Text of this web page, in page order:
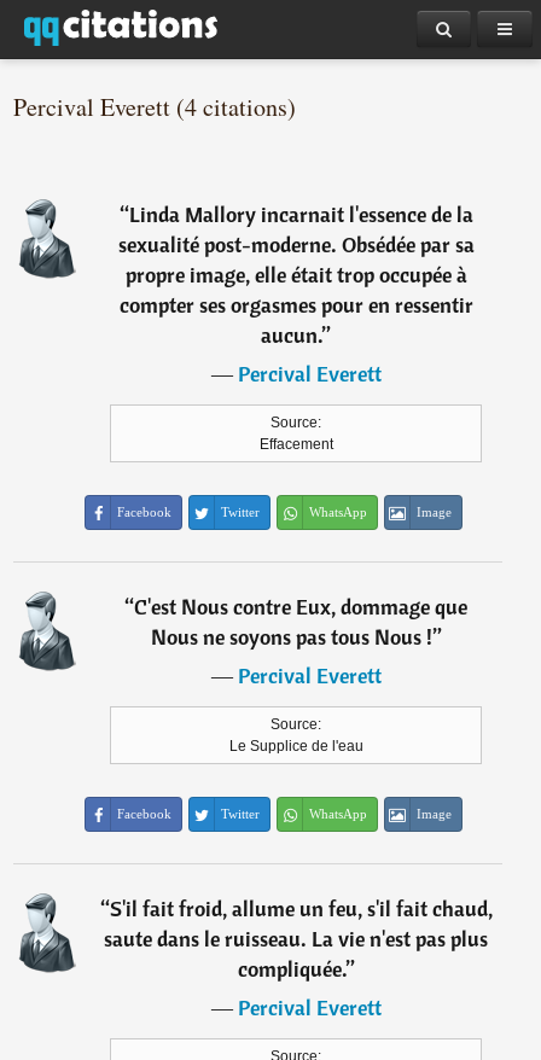
Percival Everett (4 citations)
“Linda Mallory incarnait l'essence de la
sexualité post-moderne. Obsédée par sa
propre image, elle était trop occupée à
compter ses orgasmes pour en ressentir
aucun.”
―Percival Everett
Source:
Effacement
Facebook Twitter WhatsApp Image
“C'est Nous contre Eux, dommage que
Nous ne soyons pas tous Nous !”
―Percival Everett
Source:
Le Supplice de l'eau
Facebook Twitter WhatsApp Image
“S'il fait froid, allume un feu, s'il fait chaud,
saute dans le ruisseau. La vie n'est pas plus
compliquée.”
―Percival Everett
Source: